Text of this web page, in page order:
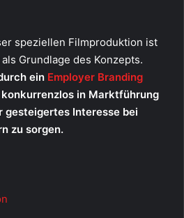
speziellen Filmproduktion ist
Grundlage des Konzepts.
ein Employer Branding
in Marktführung
gesteigertes Interesse bei
zu sorgen.